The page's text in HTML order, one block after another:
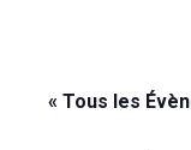
« Tous les